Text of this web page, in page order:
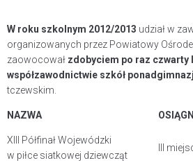
W roku szkolnym 2012/2013 udział w
organizowanych przez Powiatowy
zaowocował zdobyciem po raz czwarty
współzawodnictwie szkół
tczewskim.
NAZWA
XIII Półfinał Wojewódzki
w piłce siatkowej dziewcząt
III